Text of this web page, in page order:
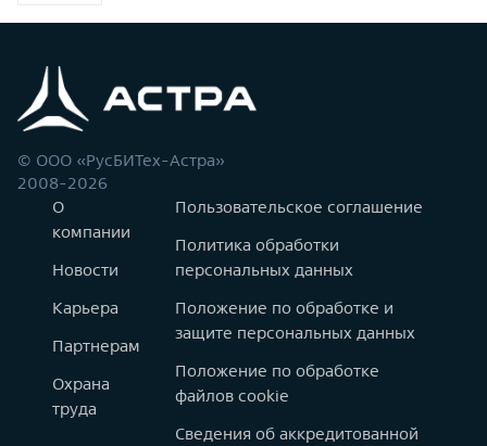
© ООО «РусБИТех-Астра»
2008-2026
О
компании
Новости
Карьера
Партнерам
Охрана
труда
Пользовательское соглашение
Политика обработки
персональных данных
Положение по обработке и
защите персональных данных
Положение по обработке
файлов cookie
Сведения об аккредитованной